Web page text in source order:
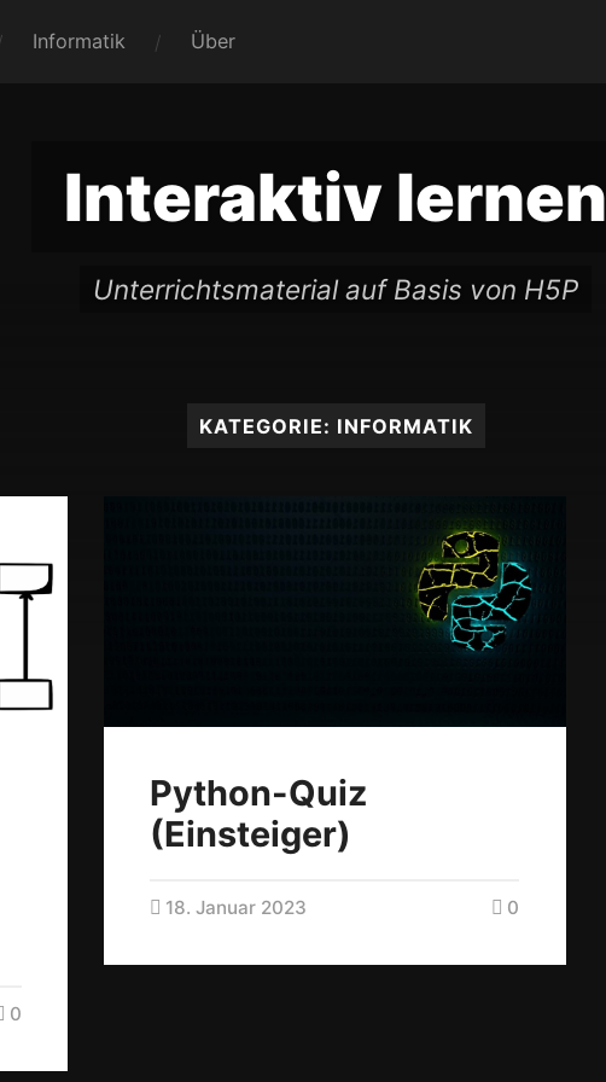
Informatik Über
Interaktiv lernen
Unterrichtsmaterial auf Basis von H5P
KATEGORIE: INFORMATIK
0
Python-Quiz
(Einsteiger)
18. Januar 2023 0